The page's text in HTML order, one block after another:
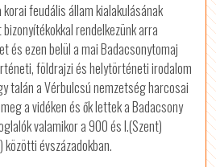
feudális állam kialakulásának
rendelkezünk arra
és ezen belül a mai Badacsonytomaj
földrajzi és helytörténeti irodalom
talán a Vérbulcsú nemzetség harcosai
a vidéken és ők lettek a Badacsony
valamikor a 900 és I.(Szent)
évszázadokban.